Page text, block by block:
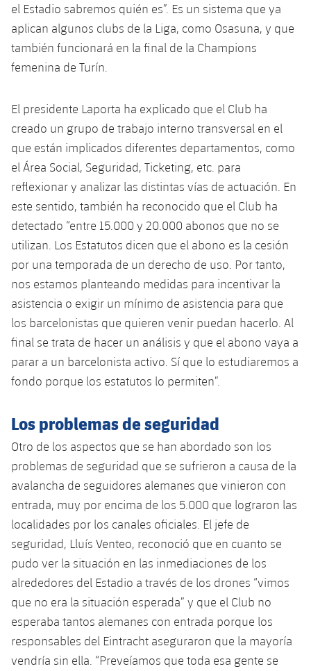
el Estadio sabremos quién es”. Es un sistema que ya
aplican algunos clubs de la Liga, como Osasuna, y que
también funcionará en la final de la Champions
femenina de Turín.
El presidente Laporta ha explicado que el Club ha
creado un grupo de trabajo interno transversal en el
que están implicados diferentes departamentos, como
el Área Social, Seguridad, Ticketing, etc. para
reflexionar y analizar las distintas vías de actuación. En
este sentido, también ha reconocido que el Club ha
detectado “entre 15.000 y 20.000 abonos que no se
utilizan. Los Estatutos dicen que el abono es la cesión
por una temporada de un derecho de uso. Por tanto,
nos estamos planteando medidas para incentivar la
asistencia o exigir un mínimo de asistencia para que
los barcelonistas que quieren venir puedan hacerlo. Al
final se trata de hacer un análisis y que el abono vaya a
parar a un barcelonista activo. Sí que lo estudiaremos a
fondo porque los estatutos lo permiten”.
Los problemas de seguridad
Otro de los aspectos que se han abordado son los
problemas de seguridad que se sufrieron a causa de la
avalancha de seguidores alemanes que vinieron con
entrada, muy por encima de los 5.000 que lograron las
localidades por los canales oficiales. El jefe de
seguridad, Lluís Venteo, reconoció que en cuanto se
pudo ver la situación en las inmediaciones de los
alrededores del Estadio a través de los drones “vimos
que no era la situación esperada” y que el Club no
esperaba tantos alemanes con entrada porque los
responsables del Eintracht aseguraron que la mayoría
vendría sin ella. “Preveíamos que toda esa gente se